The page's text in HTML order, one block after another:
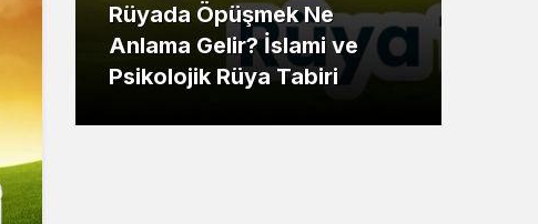
Rüyada Öpüşmek Ne
Anlama Gelir? İslami ve
Psikolojik Rüya Tabiri